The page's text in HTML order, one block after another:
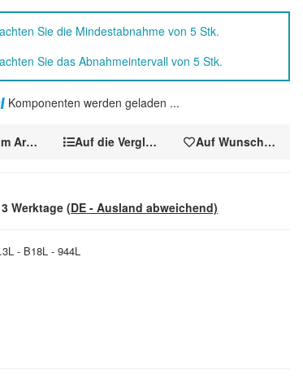
- B18L - 944L
Artikel Auf die VergleichslisteAuf Wunschzettel
Sie die Mindestabnahme von 5 Stk.
Sie das Abnahmeintervall von 5 Stk.
Komponenten werden geladen ...
Werktage(DE - Ausland abweichend)